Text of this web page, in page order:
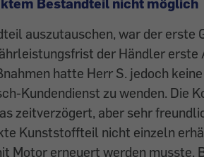
auszutauschen, war der erste
der Händler
hatte Herr S. jedoch
Kundendienst zu wenden. Die
zeitverzögert, aber sehr
Kunststoffteil nicht einzeln
Motor erneuert werden musste.